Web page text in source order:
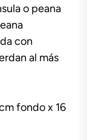
o peana
con
al más
fondo x 16